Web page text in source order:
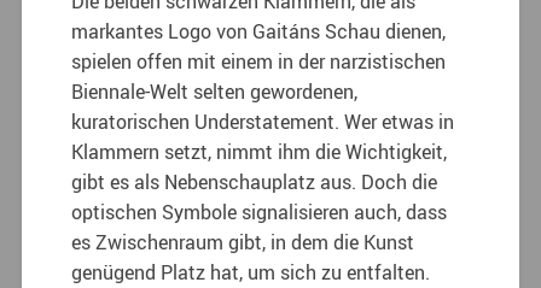
markantes Logo von Gaitáns Schau dienen,
spielen offen mit einem in der narzistischen
Biennale-Welt selten gewordenen,
kuratorischen Understatement. Wer etwas in
Klammern setzt, nimmt ihm die Wichtigkeit,
gibt es als Nebenschauplatz aus. Doch die
optischen Symbole signalisieren auch, dass
es Zwischenraum gibt, in dem die Kunst
genügend Platz hat, um sich zu entfalten.